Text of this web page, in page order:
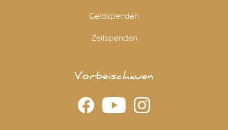
Geldspenden
Zeitspenden
Vorbeischauen